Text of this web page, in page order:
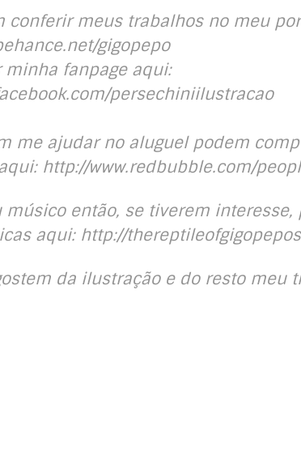
conferir meus trabalhos no meu
gigopepo
minha fanpage aqui:
persechiniilustracao
me ajudar no aluguel podem
http://www.redbubble.com/
músico então, se tiverem
aqui: http://
da ilustração e do resto meu